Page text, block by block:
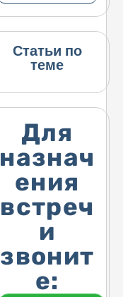
Статьи по
теме
Для
назнач
ения
встреч
и
звонит
е: